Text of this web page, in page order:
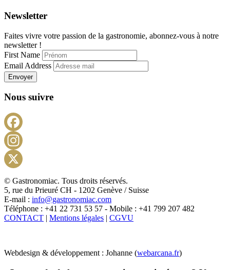
Newsletter
Faites vivre votre passion de la gastronomie, abonnez-vous à notre
newsletter !
First Name
Email Address
Envoyer
Nous suivre
X
© Gastronomiac. Tous droits réservés.
5, rue du Prieuré CH - 1202 Genève / Suisse
E-mail : info@gastronomiac.com
Téléphone : +41 22 731 53 57 - Mobile : +41 799 207 482
CONTACT | Mentions légales | CGVU
Webdesign & développement : Johanne (webarcana.fr)